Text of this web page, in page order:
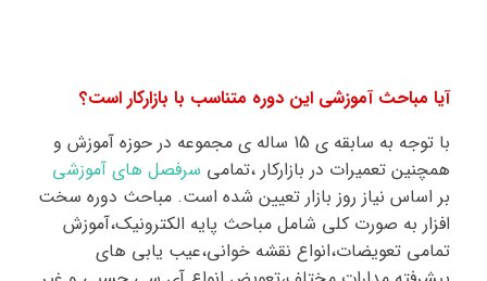
آیا مباحث آموزشی این دوره متناسب با بازارکار است؟
با توجه به سابقه ی 15 ساله ی مجموعه در حوزه آموزش و
همچنین تعمیرات در بازارکار ،تمامی سرفصل های آموزشی
بر اساس نیاز روز بازار تعیین شده است. مباحث دوره سخت
افزار به صورت کلی شامل مباحث پایه الکترونیک،آموزش
تمامی تعویضات،انواع نقشه خوانی،عیب یابی های